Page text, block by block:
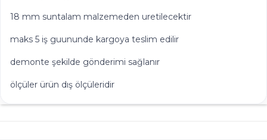
18 mm suntalam malzemeden uretilecektir
maks 5 iş guununde kargoya teslim edilir
demonte şekilde gönderimi sağlanır
ölçüler ürün dış ölçüleridir